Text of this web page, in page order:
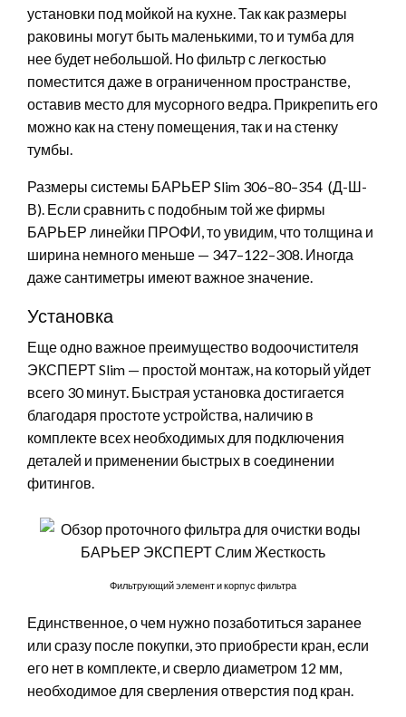
установки под мойкой на кухне. Так как размеры
раковины могут быть маленькими, то и тумба для
нее будет небольшой. Но фильтр с легкостью
поместится даже в ограниченном пространстве,
оставив место для мусорного ведра. Прикрепить его
можно как на стену помещения, так и на стенку
тумбы.
Размеры системы БАРЬЕР Slim 306–80–354 (Д-Ш-
В). Если сравнить с подобным той же фирмы
БАРЬЕР линейки ПРОФИ, то увидим, что толщина и
ширина немного меньше — 347–122–308. Иногда
даже сантиметры имеют важное значение.
Установка
Еще одно важное преимущество водоочистителя
ЭКСПЕРТ Slim — простой монтаж, на который уйдет
всего 30 минут. Быстрая установка достигается
благодаря простоте устройства, наличию в
комплекте всех необходимых для подключения
деталей и применении быстрых в соединении
фитингов.
Фильтрующий элемент и корпус фильтра
Единственное, о чем нужно позаботиться заранее
или сразу после покупки, это приобрести кран, если
его нет в комплекте, и сверло диаметром 12 мм,
необходимое для сверления отверстия под кран.